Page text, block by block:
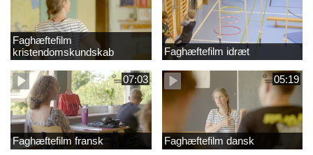
Faghæftefilm
kristendomskundskab
Faghæftefilm idræt
07:03
Faghæftefilm fransk
05:19
Faghæftefilm dansk